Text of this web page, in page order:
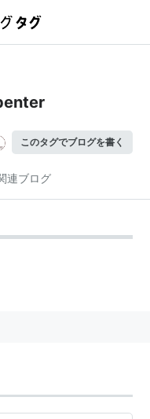
このタグでブログを書く
連ブログ